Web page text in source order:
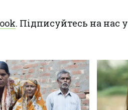
. Підписуйтесь на нас у